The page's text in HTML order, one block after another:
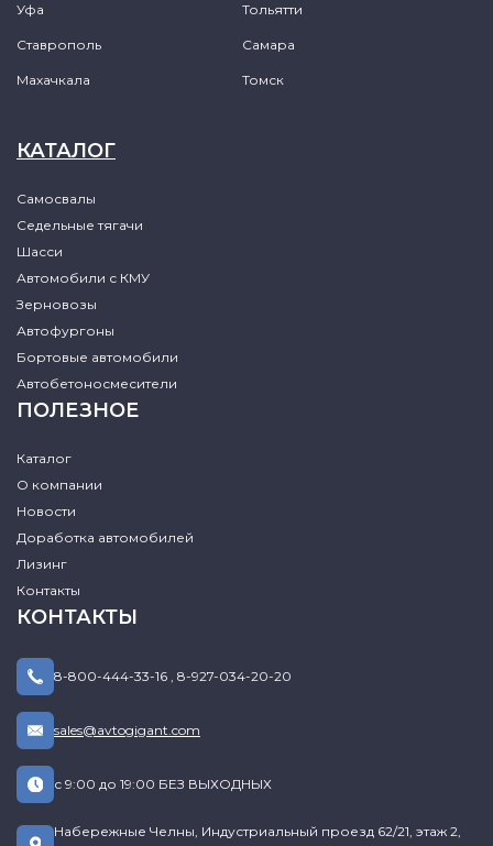
Уфа Тольятти
Ставрополь Самара
Махачкала Томск
КАТАЛОГ
Самосвалы
Седельные тягачи
Шасси
Автомобили с КМУ
Зерновозы
Автофургоны
Бортовые автомобили
Автобетоносмесители
ПОЛЕЗНОЕ
Каталог
О компании
Новости
Доработка автомобилей
Лизинг
Контакты
КОНТАКТЫ
8-800-444-33-16 , 8-927-034-20-20
sales@avtogigant.com
с 9:00 до 19:00 БЕЗ ВЫХОДНЫХ
Набережные Челны, Индустриальный проезд 62/21, этаж 2,